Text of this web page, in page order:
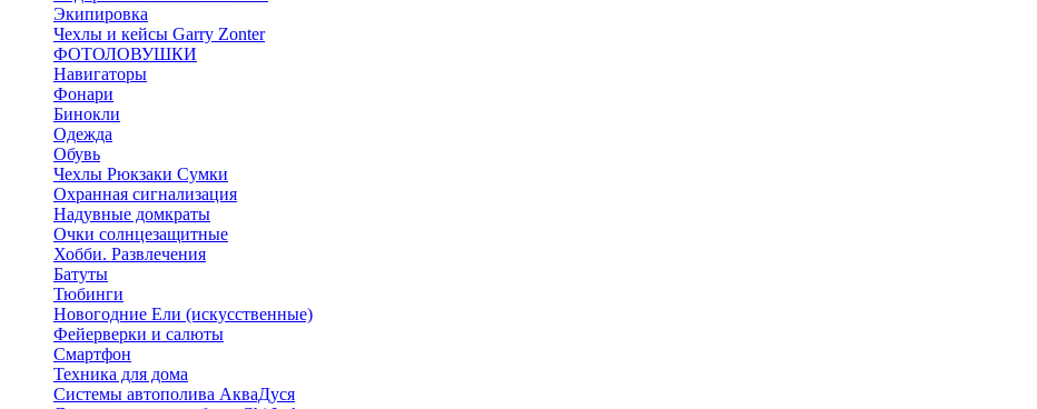
Экипировка
Чехлы и кейсы Garry Zonter
ФОТОЛОВУШКИ
Навигаторы
Фонари
Бинокли
Одежда
Обувь
Чехлы Рюкзаки Сумки
Охранная сигнализация
Надувные домкраты
Очки солнцезащитные
Хобби. Развлечения
Батуты
Тюбинги
Новогодние Ели (искусственные)
Фейерверки и салюты
Смартфон
Техника для дома
Системы автополива АкваДуся